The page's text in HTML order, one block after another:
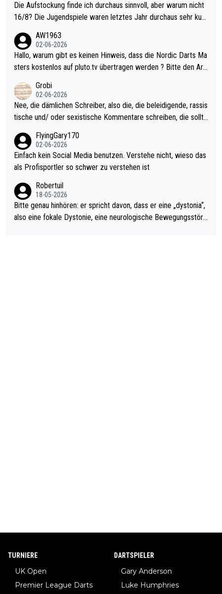
Die Aufstockung finde ich durchaus sinnvoll, aber warum nicht
16/8? Die Jugendspiele waren letztes Jahr durchaus sehr kurz
Allerdings ist Mitchell Lawrie als Nummer 1 der Welt eh qualifi
ziert. Somit ändert die automatische Qualifikation des Weltmei
sters erstmal nichts. Ich denke sie wollen damit für nächstes J
ohl wenig WDF Turniere spielen. Dies war bei Archie Self letzt
es Jahr der Fall. Er musste als amtierender Weltmeister durch
den Qualifier und ich glaube kaum, dass Mitchel sich das (in Ve
el hat.
AW1963
02-06-2026
Hallo, warum gibt es keinen Hinweis, dass die Nordic Darts Ma
sters kostenlos auf pluto.tv übertragen werden ? Bitte den Arti
Grobi
02-06-2026
Nee, die dämlichen Schreiber, also die, die beleidigende, rassis
tische und/ oder sexistische Kommentare schreiben, die sollte
s Leben in den Griff kriegen. Nur eins wundert mich: Luke Little
r war doch neulich erst derjenige, der über Social Media GvV p
rovoziert hat. Und Littlers Mutter schießt öfters mal gegen Ric
FlyingGary170
02-06-2026
Einfach kein Social Media benutzen. Verstehe nicht, wieso das
als Profisportler so schwer zu verstehen ist
Robertuil
18-05-2026
Bitte genau hinhören: er spricht davon, dass er eine „dystonia“,
also eine fokale Dystonie, eine neurologische Bewegungsstöru
TURNIERE
UK Open
Premier League Darts
DARTSPIELER
Gary Anderson
Luke Humphries